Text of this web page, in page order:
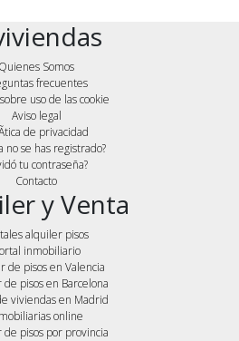
Quienes Somos
frecuentes
uso de las cookie
Aviso legal
de privacidad
no se has registrado?
tu contraseña?
Contacto
y Venta
alquiler pisos
inmobiliario
de pisos en Valencia
pisos en Barcelona
viviendas en Madrid
online
pisos por provincia